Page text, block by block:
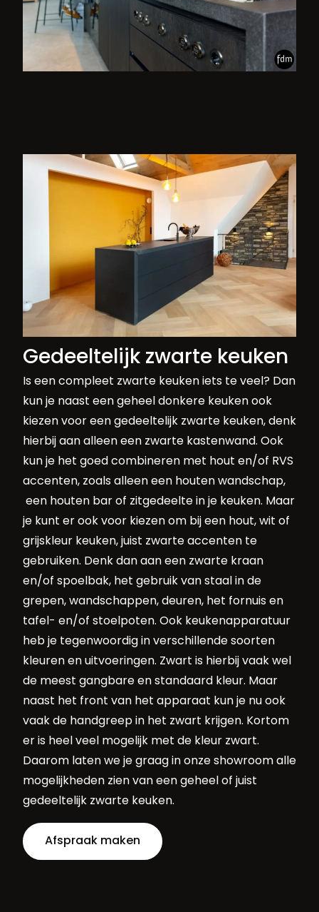
Gedeeltelijk zwarte keuken
Is een compleet zwarte keuken iets te veel? Dan
kun je naast een geheel donkere keuken ook
kiezen voor een gedeeltelijk zwarte keuken, denk
hierbij aan alleen een zwarte kastenwand. Ook
kun je het goed combineren met hout en/of RVS
accenten, zoals alleen een houten wandschap,
een houten bar of zitgedeelte in je keuken. Maar
je kunt er ook voor kiezen om bij een hout, wit of
grijskleur keuken, juist zwarte accenten te
gebruiken. Denk dan aan een zwarte kraan
en/of spoelbak, het gebruik van staal in de
grepen, wandschappen, deuren, het fornuis en
tafel- en/of stoelpoten. Ook keukenapparatuur
heb je tegenwoordig in verschillende soorten
kleuren en uitvoeringen. Zwart is hierbij vaak wel
de meest gangbare en standaard kleur. Maar
naast het front van het apparaat kun je nu ook
vaak de handgreep in het zwart krijgen. Kortom
er is heel veel mogelijk met de kleur zwart.
Daarom laten we je graag in onze showroom alle
mogelijkheden zien van een geheel of juist
gedeeltelijk zwarte keuken.
Afspraak maken